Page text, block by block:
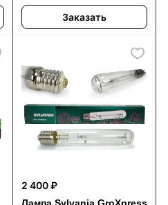
Заказать
2 400 ₽